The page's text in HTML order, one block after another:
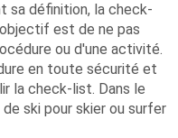
sa définition, la check-
est de ne pas
ou d'une activité.
en toute sécurité et
la check-list. Dans le
ski pour skier ou surfer